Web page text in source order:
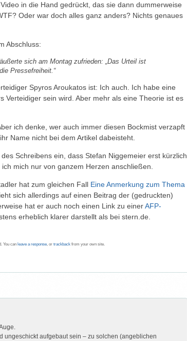
in die Hand gedrückt, das sie dann dummerweise
Oder war doch alles ganz anders? Nichts genaues
Abschluss:
sich am Montag zufrieden: „Das Urteil ist
Pressefreiheit.“
Spyros Aroukatos ist: Ich auch. Ich habe eine
Verteidiger sein wird. Aber mehr als eine Theorie ist es
ich denke, wer auch immer diesen Bockmist verzapft
Name nicht bei dem Artikel dabeisteht.
Schreibens ein, dass Stefan Niggemeier erst kürzlich
ich mich nur von ganzem Herzen anschließen.
hat zum gleichen Fall Eine Anmerkung zum Thema
sich allerdings auf einen Beitrag der (gedruckten)
hat er auch noch einen Link zu einerAFP-
erheblich klarer darstellt als bei stern.de.
You can leave a response , or trackback from your own site.
ungeschickt aufgebaut sein – zu solchen (angeblichen